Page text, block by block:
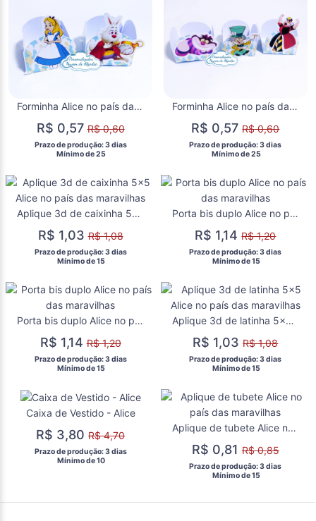
Forminha Alice no país das maravilhas
R$ 0,57R$ 0,60
Prazo de produção: 3 dias
  Mínimo de 25
Forminha Alice no país das maravilhas
R$ 0,57R$ 0,60
Prazo de produção: 3 dias
  Mínimo de 25
Aplique 3d de caixinha 5x5 Alice no país das maravilhas
R$ 1,03R$ 1,08
Prazo de produção: 3 dias
  Mínimo de 15
Porta bis duplo Alice no país das maravilhas
R$ 1,14R$ 1,20
Prazo de produção: 3 dias
  Mínimo de 15
Porta bis duplo Alice no país das maravilhas
R$ 1,14R$ 1,20
Prazo de produção: 3 dias
  Mínimo de 15
Aplique 3d de latinha 5x5 Alice no país das maravilhas
R$ 1,03R$ 1,08
Prazo de produção: 3 dias
  Mínimo de 15
Caixa de Vestido - Alice
R$ 3,80R$ 4,70
Prazo de produção: 3 dias
  Mínimo de 10
Aplique de tubete Alice no país das maravilhas
R$ 0,81R$ 0,85
Prazo de produção: 3 dias
  Mínimo de 15